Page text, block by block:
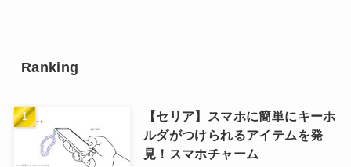
Ranking
【セリア】スマホに簡単にキーホ
ルダがつけられるアイテムを発
見！スマホチャーム